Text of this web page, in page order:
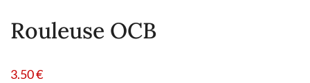
Rouleuse OCB
3.50€